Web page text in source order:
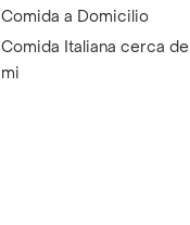
Comida a Domicilio
Comida Italiana cerca de
mi